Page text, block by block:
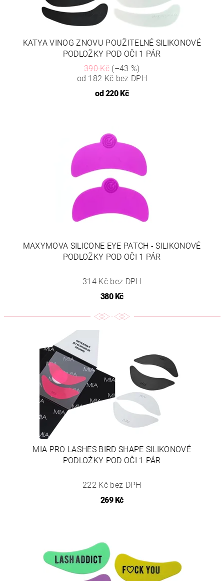
KATYA VINOG ZNOVU POUŽITELNÉ SILIKONOVÉ
PODLOŽKY POD OČI 1 PÁR
390 Kč(–43 %)
od 182 Kč bez DPH
od220 Kč
MAXYMOVA SILICONE EYE PATCH - SILIKONOVÉ
PODLOŽKY POD OČI 1 PÁR
314 Kč bez DPH
380 Kč
MIA PRO LASHES BIRD SHAPE SILIKONOVÉ
PODLOŽKY POD OČI 1 PÁR
222 Kč bez DPH
269 Kč